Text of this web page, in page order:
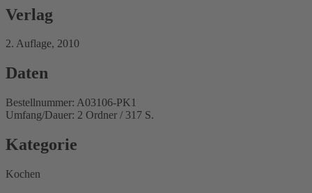
Verlag
2. Auflage, 2010
Daten
Bestellnummer: A03106-PK1
Umfang/Dauer: 2 Ordner / 317 S.
Kategorie
Kochen